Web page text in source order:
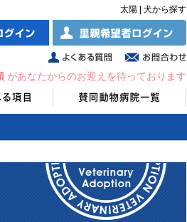
太陽 | 犬から探す
があなたからのお迎えを待っております